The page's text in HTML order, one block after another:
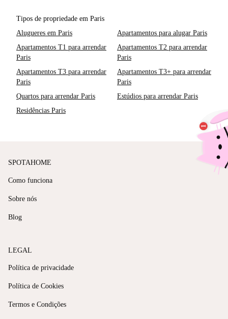
Tipos de propriedade em Paris
Alugueres em Paris
Apartamentos para alugar Paris
Apartamentos T1 para arrendar
Paris
Apartamentos T2 para arrendar
Paris
Apartamentos T3 para arrendar
Paris
Apartamentos T3+ para arrendar
Paris
Quartos para arrendar Paris
Estúdios para arrendar Paris
Residências Paris
SPOTAHOME
Como funciona
Sobre nós
Blog
LEGAL
Política de privacidade
Política de Cookies
Termos e Condições